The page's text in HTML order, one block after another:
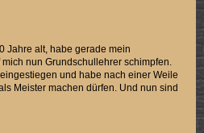
Jahre alt, habe gerade mein
nun Grundschullehrer schimpfen.
und habe nach einer Weile
Meister machen dürfen. Und nun sind